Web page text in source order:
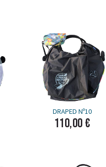
DRAPED Nº10
110,00 €